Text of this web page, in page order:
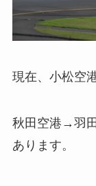
現在、小松空
秋田空港→羽
あります。